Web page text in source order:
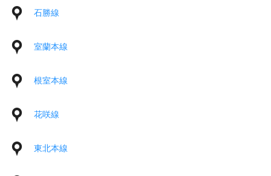
石勝線
室蘭本線
根室本線
花咲線
東北本線